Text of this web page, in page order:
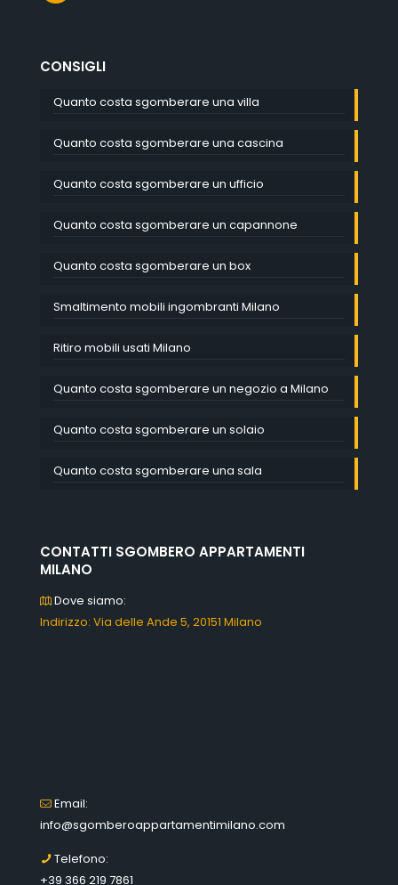
CONSIGLI
Quanto costa sgomberare una villa
Quanto costa sgomberare una cascina
Quanto costa sgomberare un ufficio
Quanto costa sgomberare un capannone
Quanto costa sgomberare un box
Smaltimento mobili ingombranti Milano
Ritiro mobili usati Milano
Quanto costa sgomberare un negozio a Milano
Quanto costa sgomberare un solaio
Quanto costa sgomberare una sala
CONTATTI SGOMBERO APPARTAMENTI
MILANO
Dove siamo:
Indirizzo: Via delle Ande 5, 20151 Milano
Email:
info@sgomberoappartamentimilano.com
Telefono:
+39 366 219 7861